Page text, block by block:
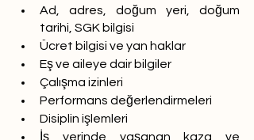
Ad, adres, doğum yeri, doğum
tarihi, SGK bilgisi
Ücret bilgisi ve yan haklar
Eş ve aileye dair bilgiler
Çalışma izinleri
Performans değerlendirmeleri
Disiplin işlemleri
İş yerinde yaşanan kaza ve